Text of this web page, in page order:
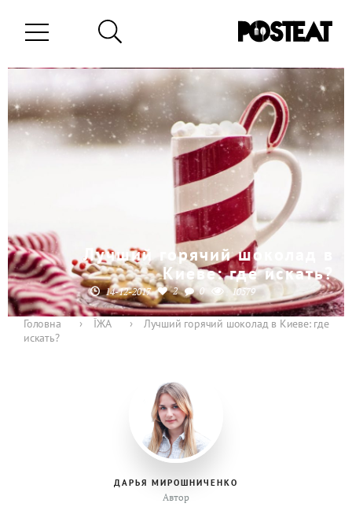
Лучший горячий шоколад в
Киеве: где искать?
14-12-2017 2 0 10579
Головна › ЇЖА ›
Лучший горячий шоколад в Киеве: где
искать?
ДАРЬЯ МИРОШНИЧЕНКО
Автор